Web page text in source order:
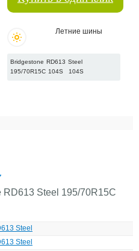
Летние шины
Bridgestone RD613 Steel
195/70R15C 104S
104S
RD613 Steel 195/70R15C
Steel
Steel